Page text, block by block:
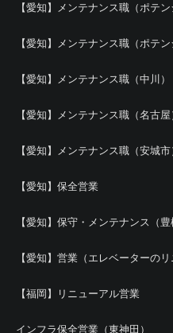
【愛知】メンテナンス職（ポテ
【愛知】メンテナンス職（ポテ
【愛知】メンテナンス職（中川）
【愛知】メンテナンス職（名古屋
【愛知】メンテナンス職（安城市
【愛知】保全営業
【愛知】保守・メンテナンス（豊
【愛知】営業（エレベーターのリ
【福岡】リニューアル営業
インフラ保全営業（東神田）